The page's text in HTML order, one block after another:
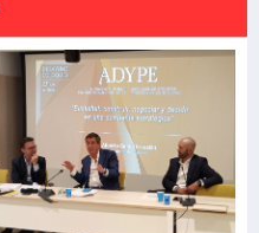
definitiva será en septiembre,
pero esta gran alianza vasca
se perfila para llev